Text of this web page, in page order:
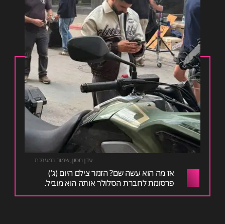
עדן חסון,שמור במערכת
אז מה הוא עשה שם? הזמר צילם היום (ג')
פרסומת לחברת הסלולר אותה הוא מוביל.